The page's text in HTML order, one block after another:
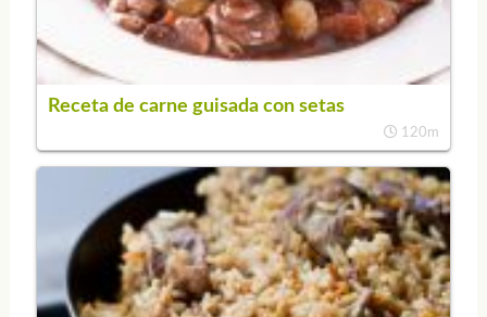
Receta de carne guisada con setas
120m